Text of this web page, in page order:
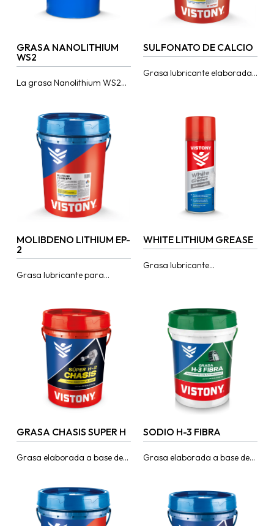
GRASA NANOLITHIUM
WS2
La grasa Nanolithium WS2
fullereno (WS2). Ideales para
trabajos versátiles bajo
operaciones...
SULFONATO DE CALCIO
Grasa lubricante elaborada
MOLIBDENO LITHIUM EP-
2
Grasa lubricante para
bisulfuro de molibdeno,
grafito y aditivos...
WHITE LITHIUM GREASE
Grasa lubricante
en zonas de...
GRASA CHASIS SUPER H
Grasa elaborada a base de
resistentes al lavado por
agua. Recomendado para
lubricación...
SODIO H-3 FIBRA
Grasa elaborada a base de
presión para cargas
elevadas mezclados con...